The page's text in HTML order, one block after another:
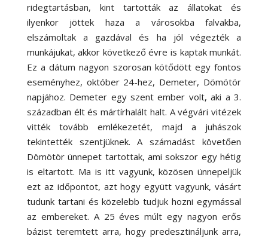
ridegtartásban, kint tartották az állatokat és
ilyenkor jöttek haza a városokba falvakba,
elszámoltak a gazdával és ha jól végezték a
munkájukat, akkor következő évre is kaptak munkát.
Ez a dátum nagyon szorosan kötődött egy fontos
eseményhez, október 24-hez, Demeter, Dömötör
napjához. Demeter egy szent ember volt, aki a 3.
században élt és mártírhalált halt. A végvári vitézek
vitték tovább emlékezetét, majd a juhászok
tekintették szentjüknek. A számadást követően
Dömötör ünnepet tartottak, ami sokszor egy hétig
is eltartott. Ma is itt vagyunk, közösen ünnepeljük
ezt az időpontot, azt hogy együtt vagyunk, vásárt
tudunk tartani és közelebb tudjuk hozni egymással
az embereket. A 25 éves múlt egy nagyon erős
bázist teremtett arra, hogy predesztináljunk arra,